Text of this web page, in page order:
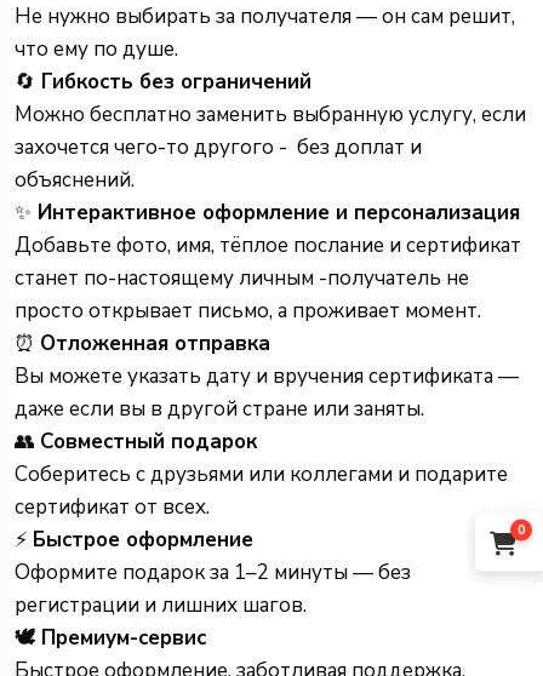
0
Не нужно выбирать за получателя — он сам решит,
что ему по душе.
🔄 Гибкость без ограничений
Можно бесплатно заменить выбранную услугу, если
захочется чего-то другого - без доплат и
объяснений.
✨ Интерактивное оформление и персонализация
Добавьте фото, имя, тёплое послание и сертификат
станет по-настоящему личным -получатель не
просто открывает письмо, а проживает момент.
⏰ Отложенная отправка
Вы можете указать дату и вручения сертификата —
даже если вы в другой стране или заняты.
👥 Совместный подарок
Соберитесь с друзьями или коллегами и подарите
сертификат от всех.
⚡ Быстрое оформление
Оформите подарок за 1–2 минуты — без
регистрации и лишних шагов.
🕊 Премиум-сервис